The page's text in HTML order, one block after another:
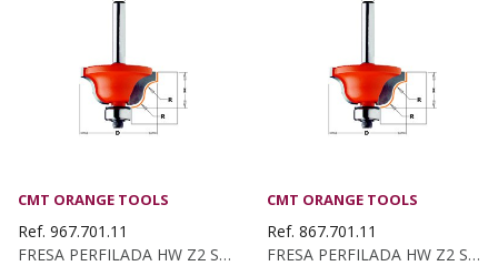
CMT ORANGE TOOLS
Ref. 967.701.11
FRESA PERFILADA HW Z2 S12 D58X26 R5 8L 73.5 DCHA
CMT ORANGE TOOLS
Ref. 867.701.11
FRESA PERFILADA HW Z2 S12,7 D58X26 R5 8L 73.5 DCHA